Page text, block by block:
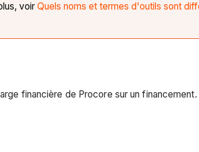
voir Quels noms et termes d'outils sont
financière de Procore sur un financement.